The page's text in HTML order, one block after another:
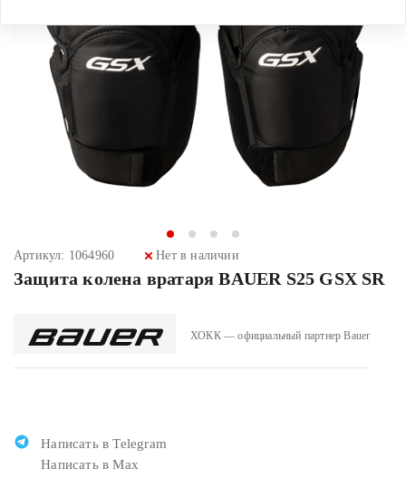
Артикул: 1064960 Нет в наличии
Защита колена вратаря BAUER S25 GSX SR
ХОКК — официальный партнер Bauer
Написать в Telegram
Написать в Max